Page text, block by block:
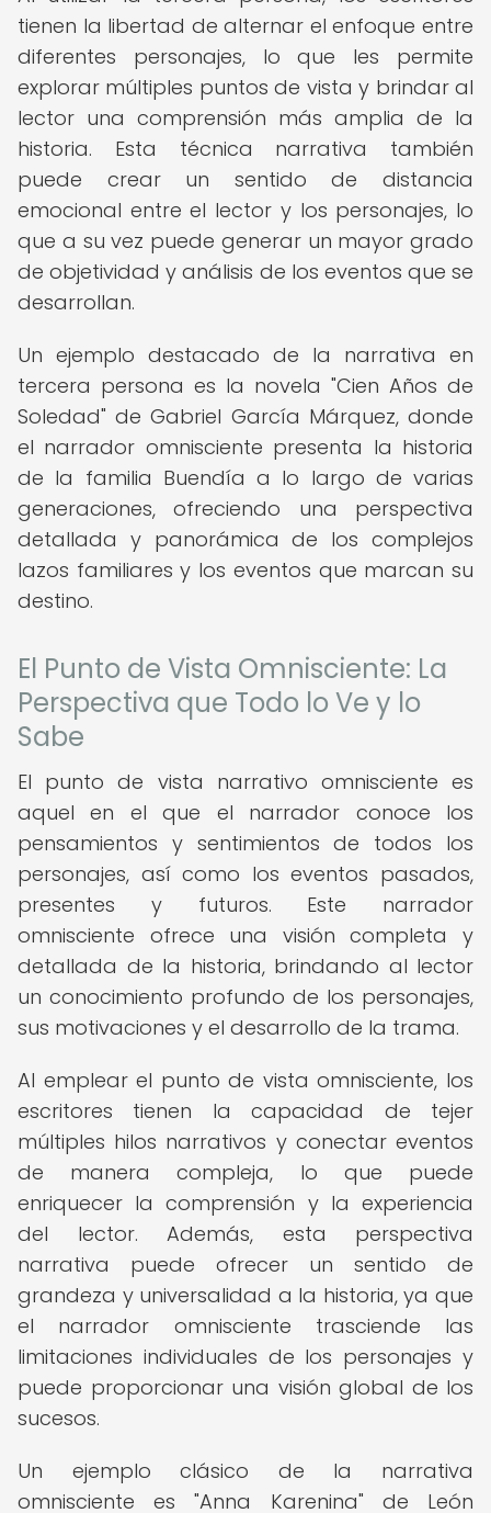
tienen la libertad de alternar el enfoque entre
diferentes personajes, lo que les permite
explorar múltiples puntos de vista y brindar al
lector una comprensión más amplia de la
historia. Esta técnica narrativa también
puede crear un sentido de distancia
emocional entre el lector y los personajes, lo
que a su vez puede generar un mayor grado
de objetividad y análisis de los eventos que se
desarrollan.
Un ejemplo destacado de la narrativa en
tercera persona es la novela "Cien Años de
Soledad" de Gabriel García Márquez, donde
el narrador omnisciente presenta la historia
de la familia Buendía a lo largo de varias
generaciones, ofreciendo una perspectiva
detallada y panorámica de los complejos
lazos familiares y los eventos que marcan su
destino.
El Punto de Vista Omnisciente: La
Perspectiva que Todo lo Ve y lo
Sabe
El punto de vista narrativo omnisciente es
aquel en el que el narrador conoce los
pensamientos y sentimientos de todos los
personajes, así como los eventos pasados,
presentes y futuros. Este narrador
omnisciente ofrece una visión completa y
detallada de la historia, brindando al lector
un conocimiento profundo de los personajes,
sus motivaciones y el desarrollo de la trama.
Al emplear el punto de vista omnisciente, los
escritores tienen la capacidad de tejer
múltiples hilos narrativos y conectar eventos
de manera compleja, lo que puede
enriquecer la comprensión y la experiencia
del lector. Además, esta perspectiva
narrativa puede ofrecer un sentido de
grandeza y universalidad a la historia, ya que
el narrador omnisciente trasciende las
limitaciones individuales de los personajes y
puede proporcionar una visión global de los
sucesos.
Un ejemplo clásico de la narrativa
omnisciente es "Anna Karenina" de León